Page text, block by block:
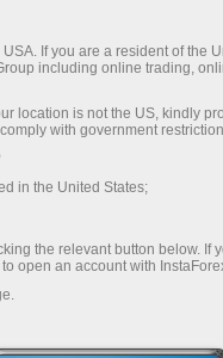
If you are a resident of the
including online trading,
location is not the US, kindly
with government
in the United States;
the relevant button below. If
open an account with